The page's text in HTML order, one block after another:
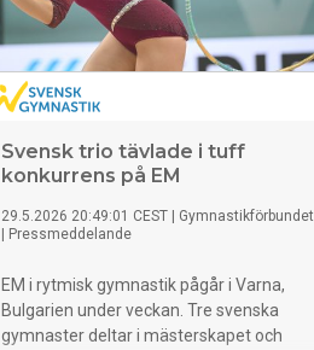
Svensk trio tävlade i tuff
konkurrens på EM
29.5.2026 20:49:01 CEST
Gymnastikförbundet
Pressmeddelande
EM i rytmisk gymnastik pågår i Varna,
Bulgarien under veckan. Tre svenska
gymnaster deltar i mästerskapet och